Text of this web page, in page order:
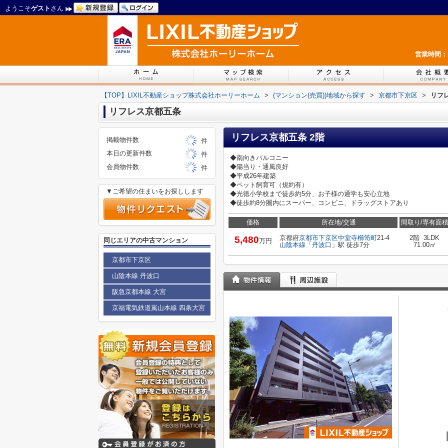
ようこそゲスト さん
営業時間
【TOP】LIXIL不動産ショップ株式会社ホーリーホーム > (マンション(売買))地域から探す > 京都市下京区 > リフ
リフレス京都五条
リフレス京都五条 2階
◆南向きバルコニー
◆陽当り・通風良好
◆平成26年建築
◆ペット飼育可（規約有）
◆光徳小学校まで徒歩約5分、お子様の通学も安心立地
◆徒歩約8分圏内にスーパー、コンビニ、ドラッグストアあり
価格
5,480万円
所在地/交通
京都府京都市下京区中堂寺櫛笥町21-4
山陰本線 「 丹波口 」駅 徒歩7分
間取り/専有面積
2階 3LDK
71.00㎡
掲載物件数
件
本日の更新件数
件
会員物件数
件
▼ご希望の住まいをお探しします
同じエリアの中古マンション
京都市下京区
山陰本線 丹波口
阪急京都本線 大宮
京福電気鉄道嵐山本線 四条大宮